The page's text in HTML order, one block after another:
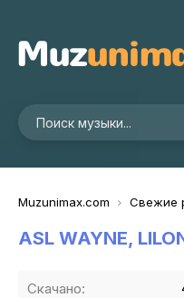
Muzunimax.com Свежие
ASL WAYNE,
Скачано: